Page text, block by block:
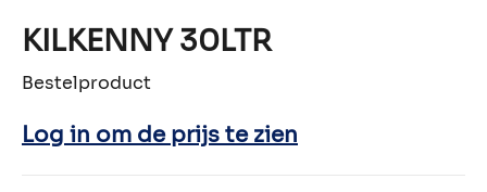
KILKENNY 30LTR
Bestelproduct
Log in om de prijs te zien